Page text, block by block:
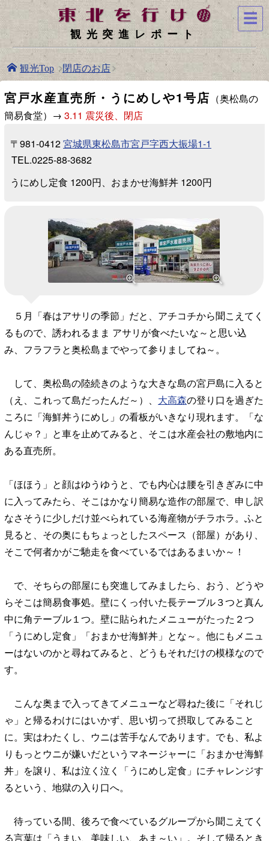
観光突進レポート
観光Top 閉店のお店
宮戸水産直売所・うにめしや1号店 （奥松島の
簡易食堂）→ 3.11 震災後、閉店
〒981-0412宮城県東松島市宮戸字西大振場1-1
TEL.0225-88-3682
うにめし定食 1200円、おまかせ海鮮丼 1200円
５月「春はアサリの季節」だと、アチコチから聞こえてく
るもので、誘われるまま アサリが食べたいな～と思い込
み、フラフラと奥松島までやって参りましてね～。
して、奥松島の陸続きのような大きな島の宮戸島に入ると
（え、これって島だったんだ～）、 大高森の登り口を過ぎた
ころに「海鮮丼うにめし」の看板がいきなり現れます。「な
んじゃ？」と車を止めてみると、そこは水産会社の敷地内に
ある直売所。
「ほほう」と顔はゆうゆうと、でも内心は腰を引きぎみに中
に入ってみたら、そこはかなり簡易な造作の部屋で、申し訳
なさそうに少しだけ並べられている海産物がチラホラ。ふと
見ると、その奥にもちょっとしたスペース（部屋）があり、
そこで何者かがご馳走を食べているではあるまいか～！
で、そちらの部屋にも突進してみましたら、おう、どうや
らそこは簡易食事処。壁にくっ付いた長テーブル３つと真ん
中に角テーブル１つ。壁に貼られたメニューがたった２つ
「うにめし定食」「おまかせ海鮮丼」とな～。他にもメニュ
ーはないのかと尋ねてみると、どうもそれだけの模様なので
す。
こんな奥まで入ってきてメニューなど尋ねた後に「それじ
ゃ」と帰るわけにはいかず、思い切って摂取してみること
に。実はわたくし、ウニは苦手なんであります。でも、私よ
りもっとウニが嫌いだというマネージャーに「おまかせ海鮮
丼」を譲り、私は泣く泣く「うにめし定食」にチャレンジす
るという、地獄の入り口へ。
待っている間、後ろで食べているグループから聞こえてく
る言葉は「うまい、美味しい、あま～い」。そして帰るとき
☰